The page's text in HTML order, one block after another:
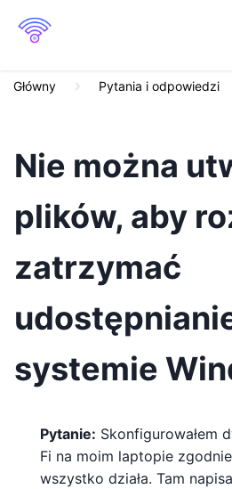
Główny Pytania i odpowiedzi
Nie można
plików, aby
zatrzymać
systemie
Pytanie: Skonfigurowałem
Fi na moim laptopie
wszystko działa. Tam